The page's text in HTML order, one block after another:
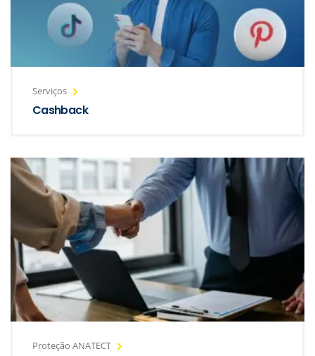
Serviços
Cashback
Proteção ANATECT